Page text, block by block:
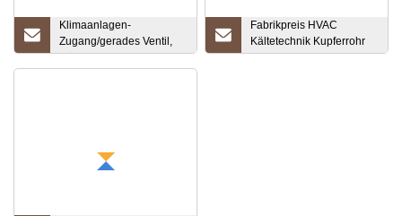
Klimaanlagen-
Zugang/gerades Ventil,
Kältemittel-
Fabrikpreis HVAC
Kältetechnik Kupferrohr
Rohr Kupfer Fitting